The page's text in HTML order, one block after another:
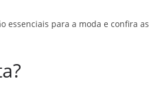
essenciais para a moda e confira as